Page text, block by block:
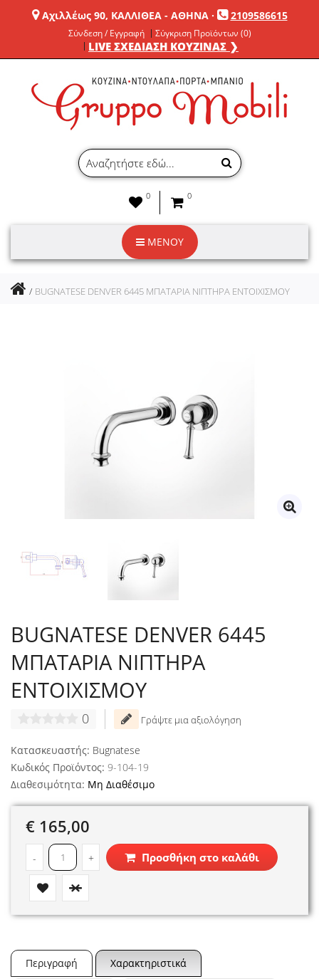
Αχιλλέως 90, ΚΑΛΛΙΘΕΑ - ΑΘΗΝΑ· 2109586615
Σύνδεση / Εγγραφή Σύγκριση Προϊόντων (0)
LIVE ΣΧΕΔΙΑΣΗ ΚΟΥΖΙΝΑΣ ❯
0 0
ΜΕΝΟΥ
BUGNATESE DENVER 6445 ΜΠΑΤΑΡΙΑ ΝΙΠΤΗΡΑ ΕΝΤΟΙΧΙΣΜΟΥ
BUGNATESE DENVER 6445
ΜΠΑΤΑΡΙΑ ΝΙΠΤΗΡΑ
ΕΝΤΟΙΧΙΣΜΟΥ
0 Γράψτε μια αξιολόγηση
Κατασκευαστής: Bugnatese
Κωδικός Προϊόντος: 9-104-19
Διαθεσιμότητα: Μη Διαθέσιμο
€ 165,00
- + Προσθήκη στο καλάθι
Περιγραφή Χαρακτηριστικά